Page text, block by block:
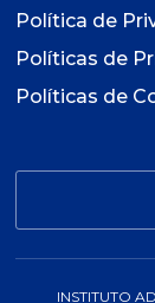
Política de
Políticas de
Políticas de
INSTITUTO